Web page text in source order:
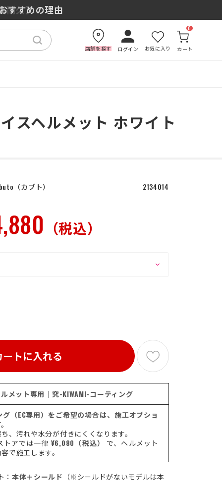
すすめの理由
店舗を探す ログイン お気に入り カート
0
スヘルメット ホワイト
カブト 2134014
（税込）
ートに入れる
メット専用｜究-KIWAMI-コーティング
（EC専用）をご希望の場合は、施工オプショ
、汚れや水分が付きにくくなります。
トアでは一律 ¥6,080（税込）
で、ヘルメット
で施工します。
本体＋シールド （※シールドがないモデルは本